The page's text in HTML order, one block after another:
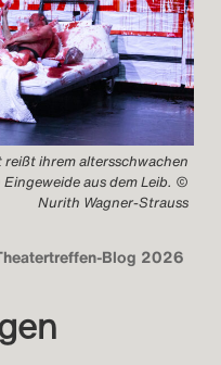
ihrem altersschwachen
aus dem Leib. ©
Nurith Wagner-Strauss
Blog 2026